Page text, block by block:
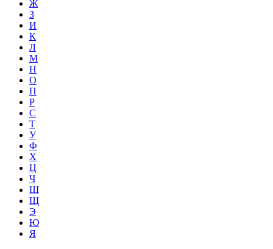
Ж
З
И
К
Л
М
Н
О
П
Р
С
Т
У
Ф
Х
Ц
Ч
Ш
Щ
Э
Ю
Я